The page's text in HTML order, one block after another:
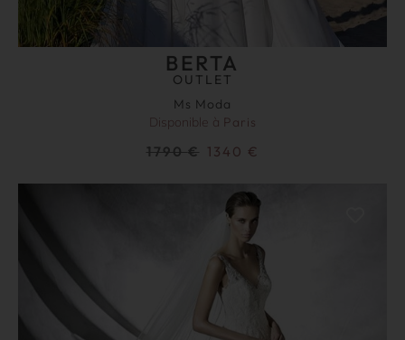
BERTA
OUTLET
Ms Moda
Disponible à Paris
1790€ 1340 €